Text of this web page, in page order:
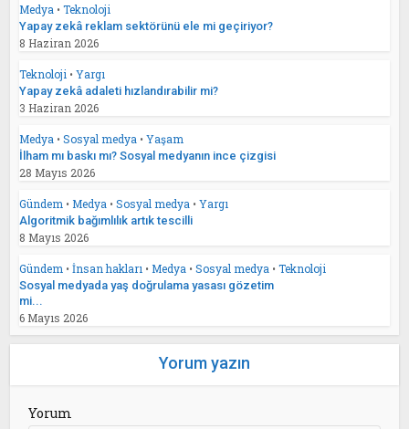
Medya • Teknoloji
Yapay zekâ reklam sektörünü ele mi geçiriyor?
8 Haziran 2026
Teknoloji • Yargı
Yapay zekâ adaleti hızlandırabilir mi?
3 Haziran 2026
Medya • Sosyal medya • Yaşam
İlham mı baskı mı? Sosyal medyanın ince çizgisi
28 Mayıs 2026
Gündem • Medya • Sosyal medya • Yargı
Algoritmik bağımlılık artık tescilli
8 Mayıs 2026
Gündem • İnsan hakları • Medya • Sosyal medya • Teknoloji
Sosyal medyada yaş doğrulama yasası gözetim
mi...
6 Mayıs 2026
Yorum yazın
Yorum